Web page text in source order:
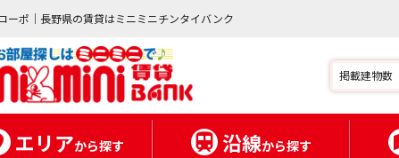
ーポ｜長野県の賃貸はミニミニチンタイバンク
掲載建物数
エリアから探す 沿線から探す